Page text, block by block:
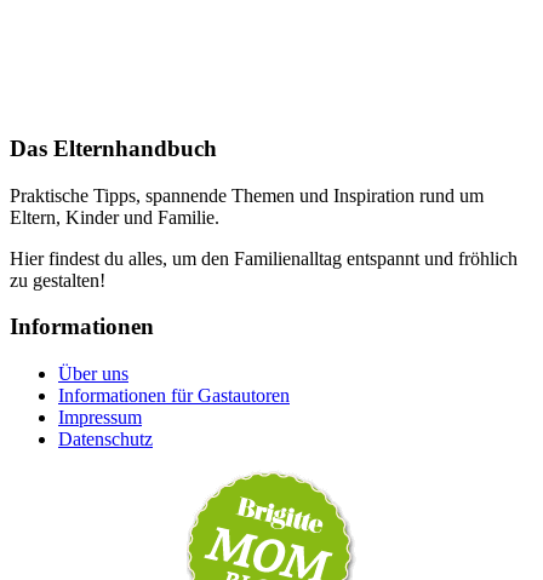
Das Elternhandbuch
Praktische Tipps, spannende Themen und Inspiration rund um
Eltern, Kinder und Familie.
Hier findest du alles, um den Familienalltag entspannt und fröhlich
zu gestalten!
Informationen
Über uns
Informationen für Gastautoren
Impressum
Datenschutz